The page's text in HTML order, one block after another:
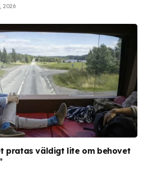
2026
pratas väldigt lite om behovet